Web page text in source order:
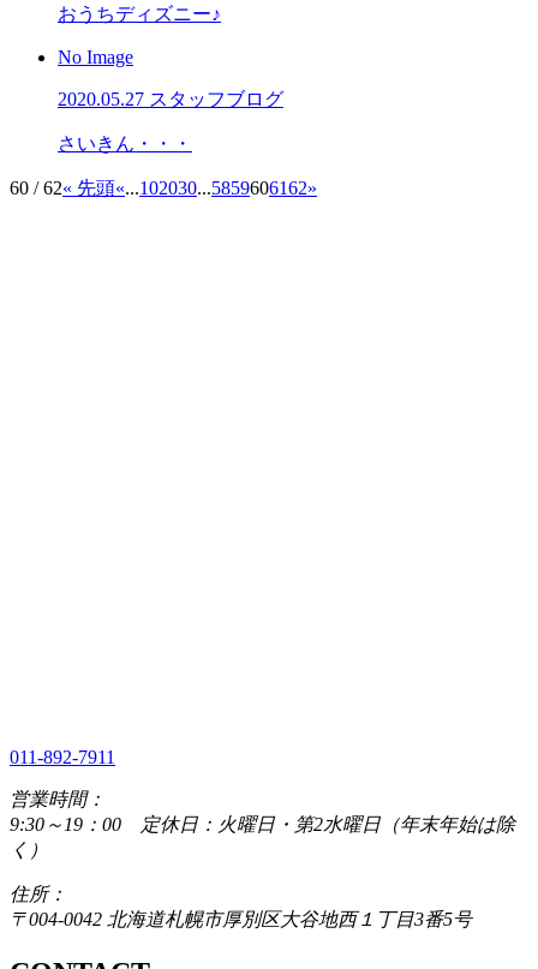
おうちディズニー♪
No Image
2020.05.27 スタッフブログ
さいきん・・・
60 / 62« 先頭«...102030...5859606162»
011-892-7911
営業時間：
9:30～19：00 定休日：火曜日・第2水曜日（年末年始は除
く）
住所：
〒004-0042 北海道札幌市厚別区大谷地西１丁目3番5号